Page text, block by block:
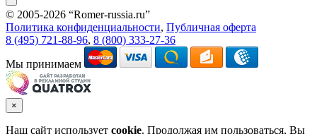
© 2005-2026 “Romer-russia.ru”
Политика конфиденциальности, Публичная оферта
8 (495) 721-88-96, 8 (800) 333-27-36
Мы принимаем
×
Наш сайт использует cookie. Продолжая им пользоваться, Вы